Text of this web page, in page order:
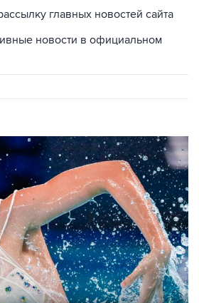
главных новостей сайта
новости в официальном